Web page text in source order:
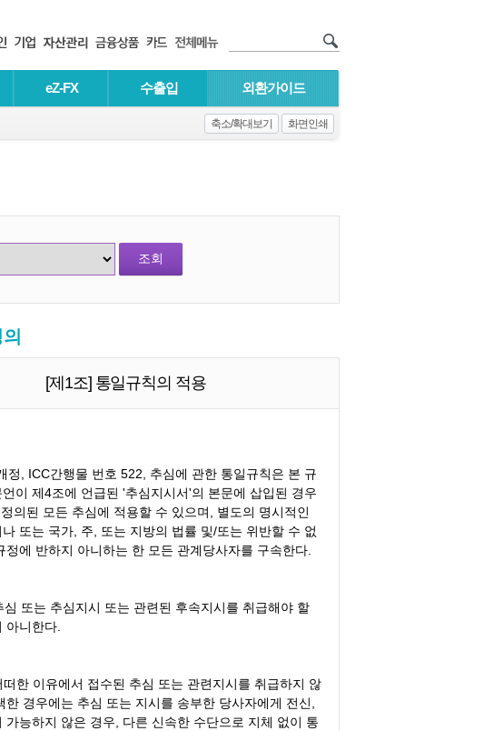
eZ-FX 수출입 외환가이드
축소/확대보기 화면인쇄
[제1조] 통일규칙의 적용
정, ICC간행물 번호 522, 추심에 관한 통일규칙은 본 규
이 제4조에 언급된 '추심지시서'의 본문에 삽입된 경우
의된 모든 추심에 적용할 수 있으며, 별도의 명시적인
또는 국가, 주, 또는 지방의 법률 및/또는 위반할 수 없
정에 반하지 아니하는 한 모든 관계당사자를 구속한다.
심 또는 추심지시 또는 관련된 후속지시를 취급해야 할
아니한다.
한 이유에서 접수된 추심 또는 관련지시를 취급하지 않
한 경우에는 추심 또는 지시를 송부한 당사자에게 전신,
가능하지 않은 경우, 다른 신속한 수단으로 지체 없이 통